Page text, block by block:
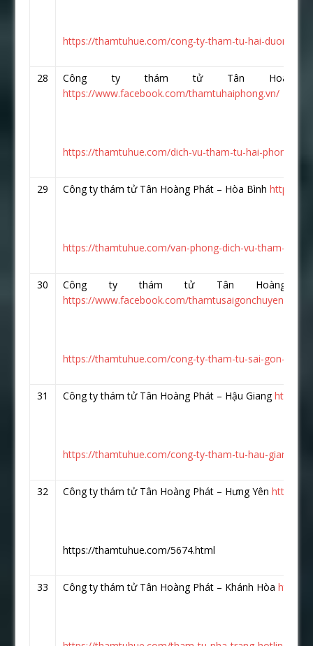
https://thamtuhue.com/cong-ty-tham-tu-hai-duong-
28
Công ty thám tử Tân
https://www.facebook.com/thamtuhaiphong.vn/
https://thamtuhue.com/dich-vu-tham-tu-hai-phong-uy-
29 Công ty thám tử Tân Hoàng Phát – Hòa Bìnhhttps://
https://thamtuhue.com/van-phong-dich-vu-tham-tu-
30
Công ty thám tử Tân Hoàng
https://www.facebook.com/
https://thamtuhue.com/cong-ty-tham-tu-sai-gon-uy-
31 Công ty thám tử Tân Hoàng Phát – Hậu Gianghttps://
https://thamtuhue.com/cong-ty-tham-tu-hau-giang-
32 Công ty thám tử Tân Hoàng Phát – Hưng Yênhttps://
https://thamtuhue.com/5674.html
33 Công ty thám tử Tân Hoàng Phát – Khánh Hòahttps://